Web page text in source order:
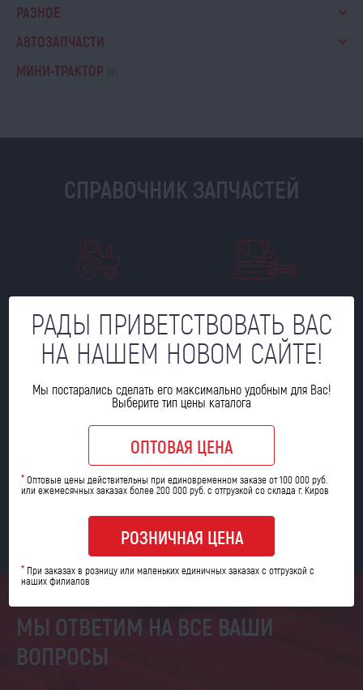
РАЗНОЕ
АВТОЗАПЧАСТИ
МИНИ-ТРАКТОР
СПРАВОЧНИК ЗАПЧАСТЕЙ
СЕЛЬХОЗТЕХНИКА СПЕЦТЕХНИКА
ГРУЗОВЫЕ АВТОМОБИЛИ ДВИГАТЕЛИ
ЛЕГКОВЫЕ АВТОМОБИЛИ
МЫ ОТВЕТИМ НА ВСЕ ВАШИ
ВОПРОСЫ
РАДЫ ПРИВЕТСТВОВАТЬ ВАС
НА НАШЕМ НОВОМ САЙТЕ!
Мы постарались сделать его максимально удобным для Вас!
Выберите тип цены каталога
ОПТОВАЯ ЦЕНА
*Оптовые цены действительны при единовременном заказе от 100 000 руб.
или ежемесячных заказах более 200 000 руб. с отгрузкой со склада г. Киров
РОЗНИЧНАЯ ЦЕНА
* При заказах в розницу или маленьких единичных заказах с отгрузкой с
наших филиалов